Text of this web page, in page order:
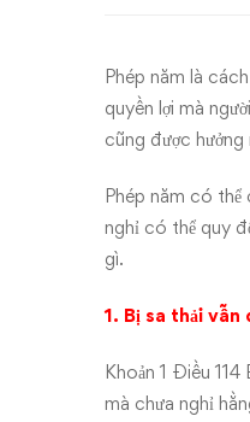
người
lao
động
nên
biết
Phép năm là
quyền lợi mà
cũng được
Phép năm có
nghỉ có thể quy
gì.
1. Bị sa thải vẫn
Khoản 1 Điều
mà chưa nghỉ